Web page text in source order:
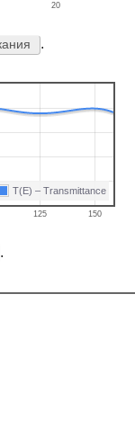
20
.
125 150
T(E) – Transmittance
.